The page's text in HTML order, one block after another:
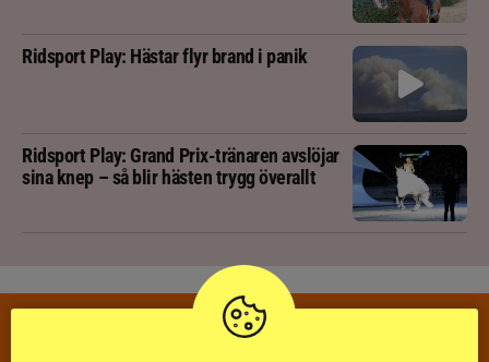
Ridsport Play: Hästar flyr brand i panik
Ridsport Play: Grand Prix-tränaren avslöjar
sina knep – så blir hästen trygg överallt
VECKANS TÄVLINGAR & RESULTAT